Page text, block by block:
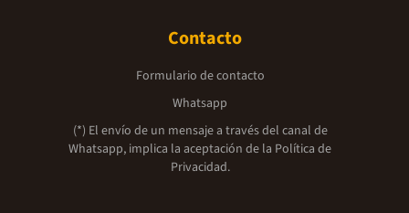
Contacto
Formulario de contacto
Whatsapp
(*) El envío de un mensaje a través del canal de
Whatsapp, implica la aceptación de la Política de
Privacidad.